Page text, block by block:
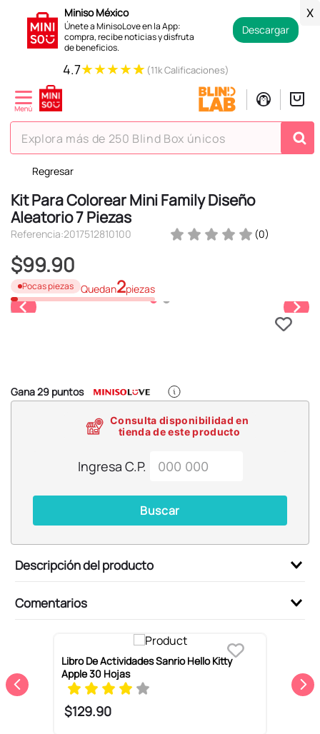
Miniso México
Únete a MinisoLove en la App:
compra, recibe noticias y disfruta
de beneficios.
Descargar
X
4.7★★★★★ (11k Calificaciones)
Explora más de 250 Blind Box únicos
Regresar
Kit Para Colorear Mini Family Diseño
Aleatorio 7 Piezas
Referencia:2017512810100 (0)
$99.90
Pocas piezas Quedan2piezas
Gana29 puntos
Consulta disponibilidad en
tienda de este producto
Ingresa C.P.
Buscar
Descripción del producto
Comentarios
Libro De Actividades Sanrio Hello Kitty
Apple 30 Hojas
$129.90
TÉRMINOS MÁS BUSCADOS
1.
hello kitty
2.
spiderman
4.
osito cariñosito
5.
blind box
9.
toy story